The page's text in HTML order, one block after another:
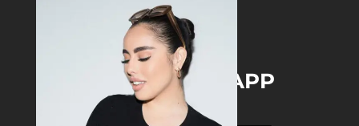
DOWNLOAD THE APP